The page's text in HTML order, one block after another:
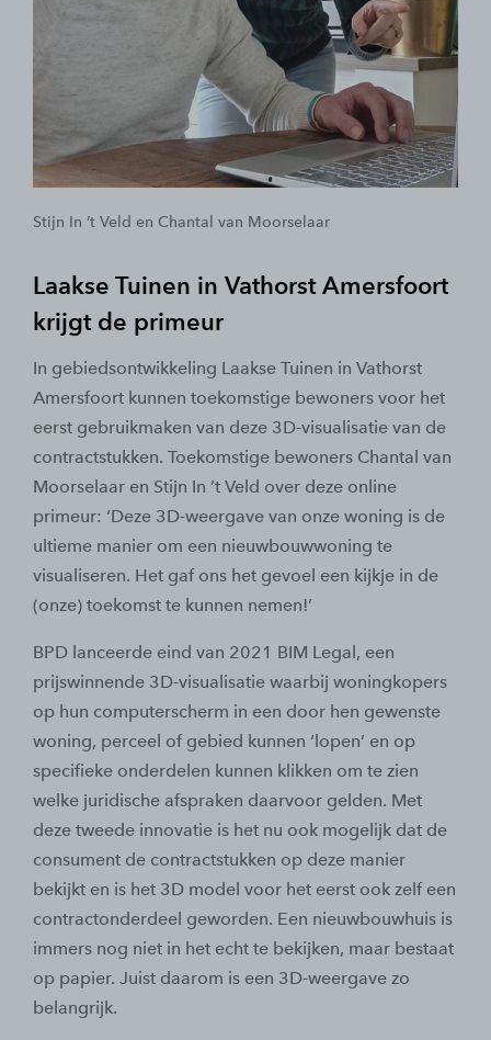
Stijn In ’t Veld en Chantal van Moorselaar
Laakse Tuinen in Vathorst Amersfoort
krijgt de primeur
In gebiedsontwikkeling Laakse Tuinen in Vathorst
Amersfoort kunnen toekomstige bewoners voor het
eerst gebruikmaken van deze 3D-visualisatie van de
contractstukken. Toekomstige bewoners Chantal van
Moorselaar en Stijn In ’t Veld over deze online
primeur: ‘Deze 3D-weergave van onze woning is de
ultieme manier om een nieuwbouwwoning te
visualiseren. Het gaf ons het gevoel een kijkje in de
(onze) toekomst te kunnen nemen!’
BPD lanceerde eind van 2021 BIM Legal, een
prijswinnende 3D-visualisatie waarbij woningkopers
op hun computerscherm in een door hen gewenste
woning, perceel of gebied kunnen ‘lopen’ en op
specifieke onderdelen kunnen klikken om te zien
welke juridische afspraken daarvoor gelden. Met
deze tweede innovatie is het nu ook mogelijk dat de
consument de contractstukken op deze manier
bekijkt en is het 3D model voor het eerst ook zelf een
contractonderdeel geworden. Een nieuwbouwhuis is
immers nog niet in het echt te bekijken, maar bestaat
op papier. Juist daarom is een 3D-weergave zo
belangrijk.